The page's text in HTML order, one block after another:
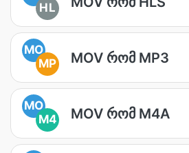
HL
MO
MP
MOV რომ MP3
MO
M4
MOV რომ M4A